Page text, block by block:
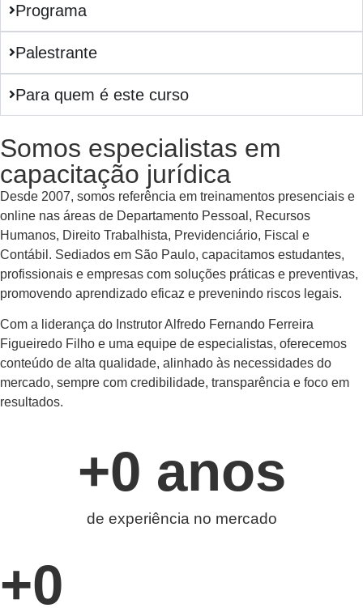
Programa
Palestrante
Para quem é este curso
Somos especialistas em
capacitação jurídica
Desde 2007, somos referência em treinamentos presenciais e
online nas áreas de Departamento Pessoal, Recursos
Humanos, Direito Trabalhista, Previdenciário, Fiscal e
Contábil. Sediados em São Paulo, capacitamos estudantes,
profissionais e empresas com soluções práticas e preventivas,
promovendo aprendizado eficaz e prevenindo riscos legais.
Com a liderança do Instrutor Alfredo Fernando Ferreira
Figueiredo Filho e uma equipe de especialistas, oferecemos
conteúdo de alta qualidade, alinhado às necessidades do
mercado, sempre com credibilidade, transparência e foco em
resultados.
de experiência no mercado
+0 anos
+0